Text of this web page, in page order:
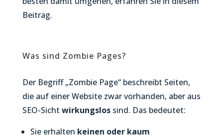
Beitrag.
Was sind Zombie Pages?
Der Begriff „Zombie Page“ beschreibt Seiten,
die auf einer Website zwar vorhanden, aber aus
SEO-Sicht wirkungslossind. Das bedeutet:
Sie erhalten keinen oder kaum